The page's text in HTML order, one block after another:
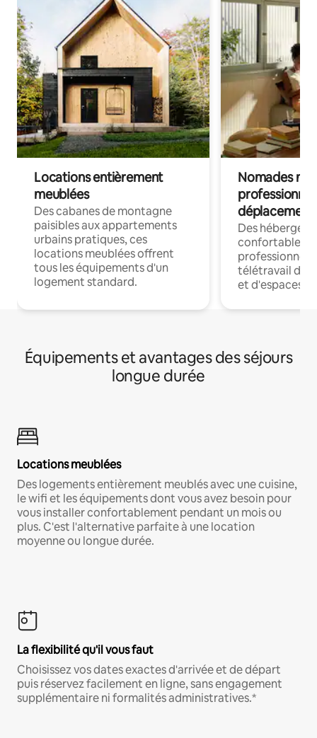
Locations entièrement
meublées
Des cabanes de montagne
paisibles aux appartements
urbains pratiques, ces
locations meublées offrent
tous les équipements d'un
logement standard.
Nomades
déplacement
Des
confortables
professionnels
télétravail
et d'espaces
Équipements et avantages des séjours
longue durée
Locations meublées
Des logements entièrement meublés avec une cuisine,
le wifi et les équipements dont vous avez besoin pour
vous installer confortablement pendant un mois ou
plus. C'est l'alternative parfaite à une location
moyenne ou longue durée.
La flexibilité qu'il vous faut
Choisissez vos dates exactes d'arrivée et de départ
puis réservez facilement en ligne, sans engagement
supplémentaire ni formalités administratives.*